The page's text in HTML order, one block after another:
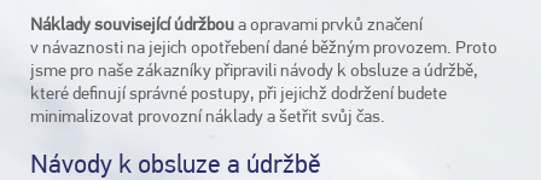
Náklady související údržboua opravami prvků značení
v návaznosti na jejich opotřebení dané běžným provozem. Proto
jsme pro naše zákazníky připravili návody k obsluze a údržbě,
které definují správné postupy, při jejichž dodržení budete
minimalizovat provozní náklady a šetřit svůj čas.
Návody k obsluze a údržbě